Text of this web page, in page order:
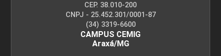
CEP. 38.010-200
CNPJ - 25.452.301/0001-87
(34) 3319-6600
CAMPUS CEMIG
Araxá/MG